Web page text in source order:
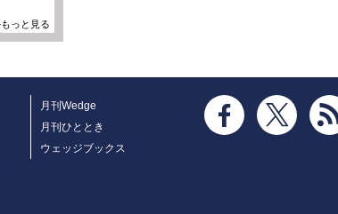
っと見る
月刊Wedge
月刊ひととき
ウェッジブックス